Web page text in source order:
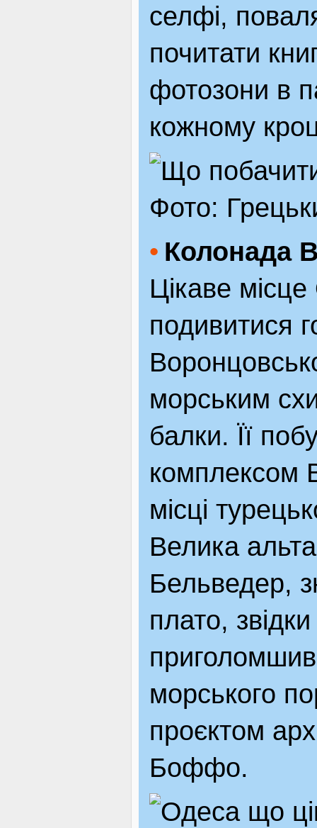
селфі,
почитати
фотозони в
кожному
Фото:
Колонада
Цікаве
подивитися
морським
балки. Її
комплексом
місці
Велика
Бельведер,
плато,
морського
проєктом
Боффо.